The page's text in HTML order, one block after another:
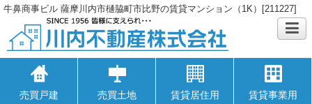
牛鼻商事ビル 薩摩川内市樋脇町市比野の賃貸マンション（1K）[211227]
売買戸建 売買土地 賃貸居住用 賃貸事業用